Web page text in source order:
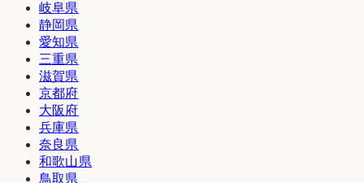
岐阜県
静岡県
愛知県
三重県
滋賀県
京都府
大阪府
兵庫県
奈良県
和歌山県
鳥取県